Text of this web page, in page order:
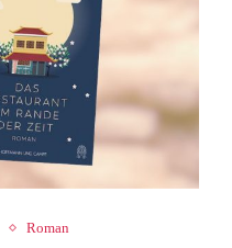
Roman